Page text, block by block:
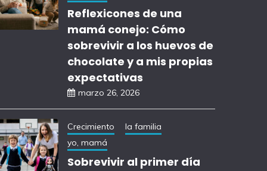
Reflexicones de una
mamá conejo: Cómo
sobrevivir a los huevos de
chocolate y a mis propias
expectativas
marzo 26, 2026
Crecimiento
la familia
yo, mamá
Sobrevivir al primer día